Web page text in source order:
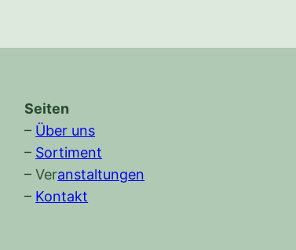
Seiten
– Über uns
– Sortiment
–Veranstaltungen
– Kontakt